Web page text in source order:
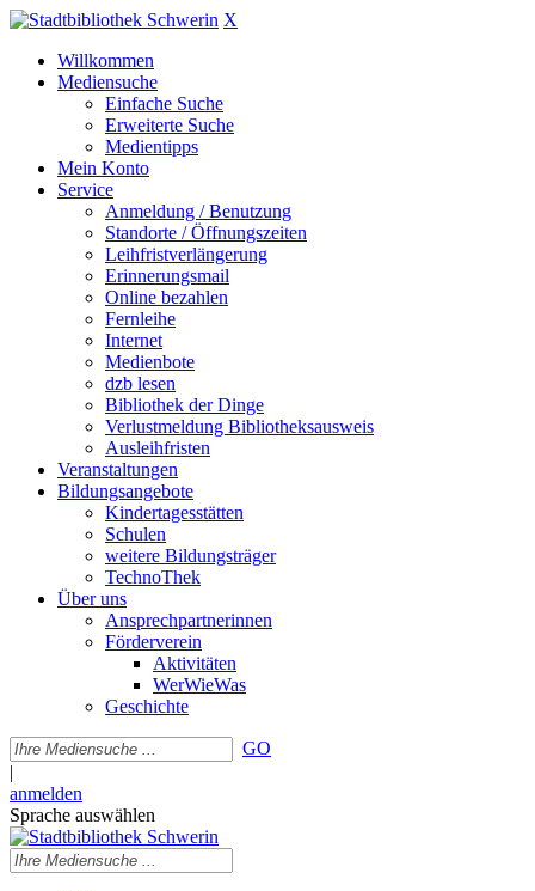
X
Willkommen
Mediensuche
Einfache Suche
Erweiterte Suche
Medientipps
Mein Konto
Service
Anmeldung / Benutzung
Standorte / Öffnungszeiten
Leihfristverlängerung
Erinnerungsmail
Online bezahlen
Fernleihe
Internet
Medienbote
dzb lesen
Bibliothek der Dinge
Verlustmeldung Bibliotheksausweis
Ausleihfristen
Veranstaltungen
Bildungsangebote
Kindertagesstätten
Schulen
weitere Bildungsträger
TechnoThek
Über uns
Ansprechpartnerinnen
Förderverein
Aktivitäten
WerWieWas
Geschichte
GO
|
anmelden
Sprache auswählen